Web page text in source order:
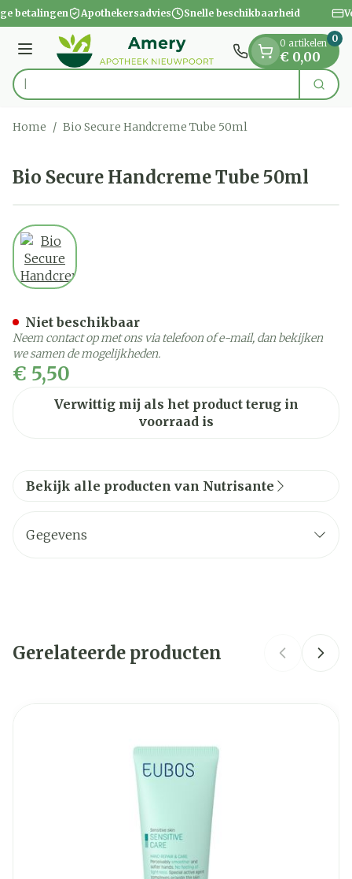
Ga naar de inhoud
1 van 1
betalingen Apothekersadvies Snelle beschikbaarheid
Menu
Product, merk, categorie... Zoek
0 artikelen
€ 0,00
0
Home / Bio Secure Handcreme Tube 50ml
Bio Secure Handcreme Tube 50ml
View larger image
€ 5,50
Verwittig mij als het product terug in
voorraad is
Niet beschikbaar
Neem contact op met ons via telefoon of e-mail, dan bekijken
we samen de mogelijkheden.
Bekijk alle producten van Nutrisante
Gegevens
Kamertemperatuur (15°C -
25°C)
Gerelateerde producten